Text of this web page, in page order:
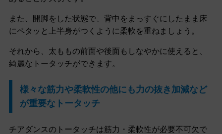
また、開脚をした状態で、背中をまっすぐにしたまま床
にペタッと上半身がつくように柔軟を重ねましょう。
それから、太ももの前面や後面もしなやかに使えると、
綺麗なトータッチができます。
様々な筋力や柔軟性の他にも力の抜き加減など
が重要なトータッチ
チアダンスのトータッチは筋力・柔軟性が必要不可欠で